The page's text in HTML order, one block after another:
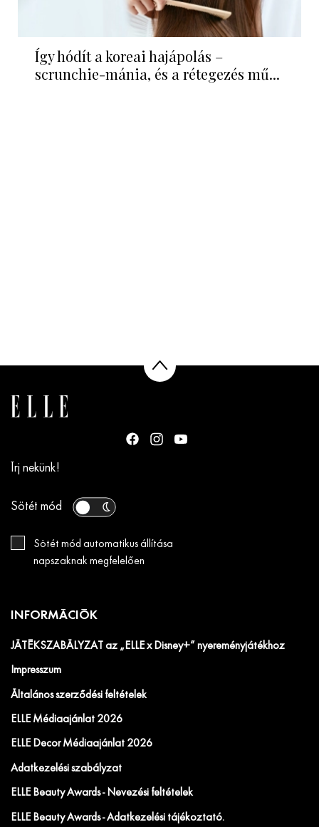
Így hódít a koreai hajápolás –
scrunchie-mánia, és a rétegezés mű...
Írj nekünk!
Sötét mód
Sötét mód automatikus állítása
napszaknak megfelelően
INFORMÁCIÓK
JÁTÉKSZABÁLYZAT az „ELLE x Disney+” nyereményjátékhoz
Impresszum
Általános szerződési feltételek
ELLE Médiaajánlat 2026
ELLE Decor Médiaajánlat 2026
Adatkezelési szabályzat
ELLE Beauty Awards - Nevezési feltételek
ELLE Beauty Awards - Adatkezelési tájékoztató.